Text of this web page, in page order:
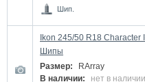
Шип.
Ikon 245/50 R18
Шипы
Размер:
RArray
В наличии:
нет в наличии